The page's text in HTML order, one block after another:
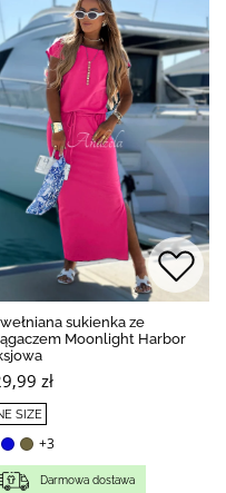
sukienka ze
Moonlight Harbor
zł
SIZE
+3
Darmowa dostawa